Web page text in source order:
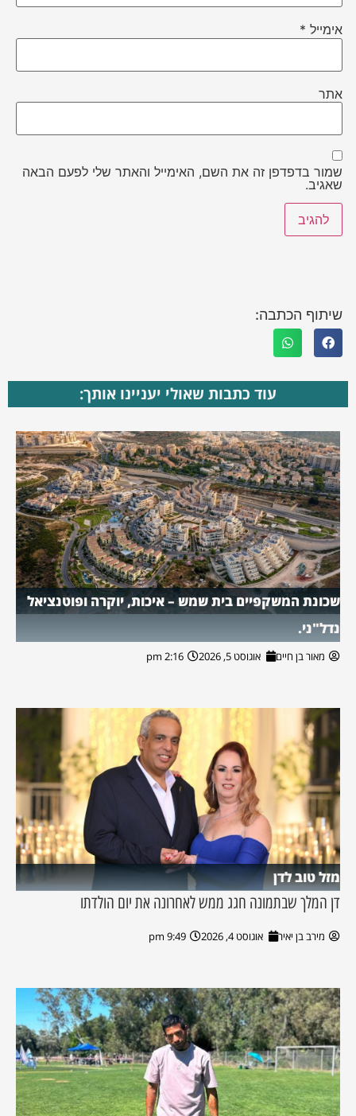
אימייל *
אתר
שמור בדפדפן זה את השם, האימייל והאתר שלי לפעם הבאה
שאגיב.
שיתוף הכתבה:
עוד כתבות שאולי יעניינו אותך:
שכונת המשקפיים בית שמש – איכות, יוקרה ופוטנציאל
נדל"ני.
מאור בן חיים אוגוסט 5, 2026 2:16 pm
מזל טוב לדן
דן המלך שבתמונה חגג ממש לאחרונה את יום הולדתו
מירב בן יאיר אוגוסט 4, 2026 9:49 pm